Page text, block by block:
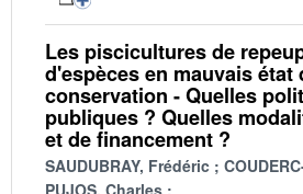
Les piscicultures de
d'espèces en mauvais état
conservation - Quelles
publiques ? Quelles
et de financement ?
SAUDUBRAY, Frédéric
PUJOS, Charles